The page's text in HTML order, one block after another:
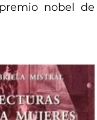
nobel de